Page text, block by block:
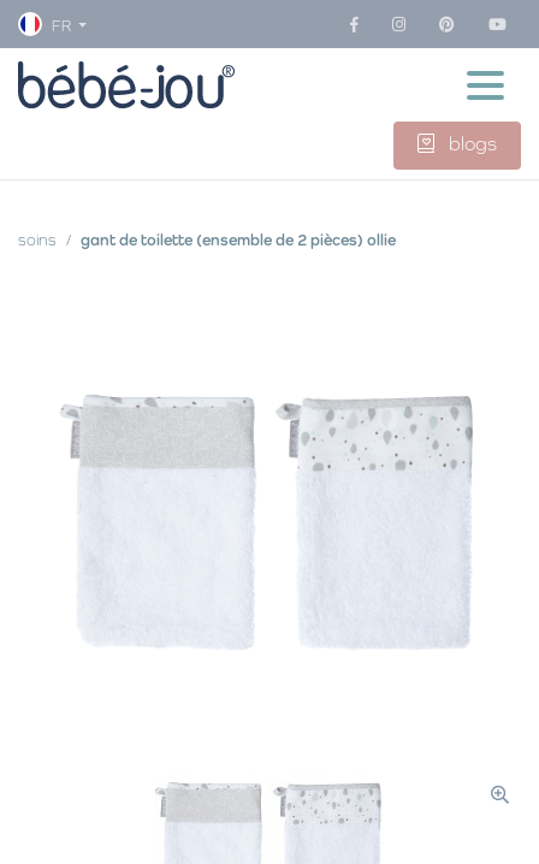
FR
blogs
soins gant de toilette (ensemble de 2 pièces) ollie